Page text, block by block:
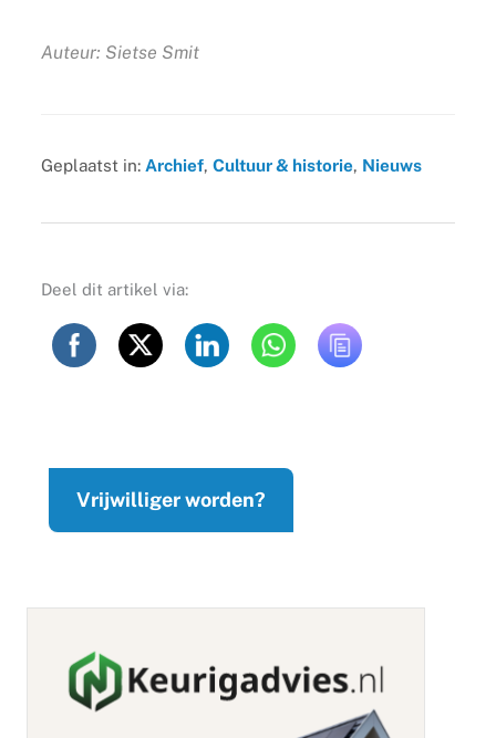
Auteur: Sietse Smit
Geplaatst in: Archief, Cultuur & historie, Nieuws
Deel dit artikel via:
Vrijwilliger worden?